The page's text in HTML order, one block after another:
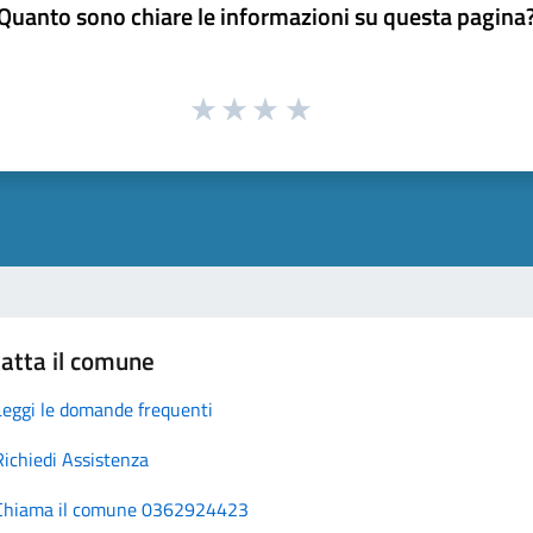
sono chiare le informazioni su questa
il comune
le domande frequenti
Assistenza
il comune 0362924423